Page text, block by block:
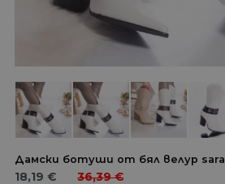
Дамски ботуши от бял велур sara
18,19 €
36,39€